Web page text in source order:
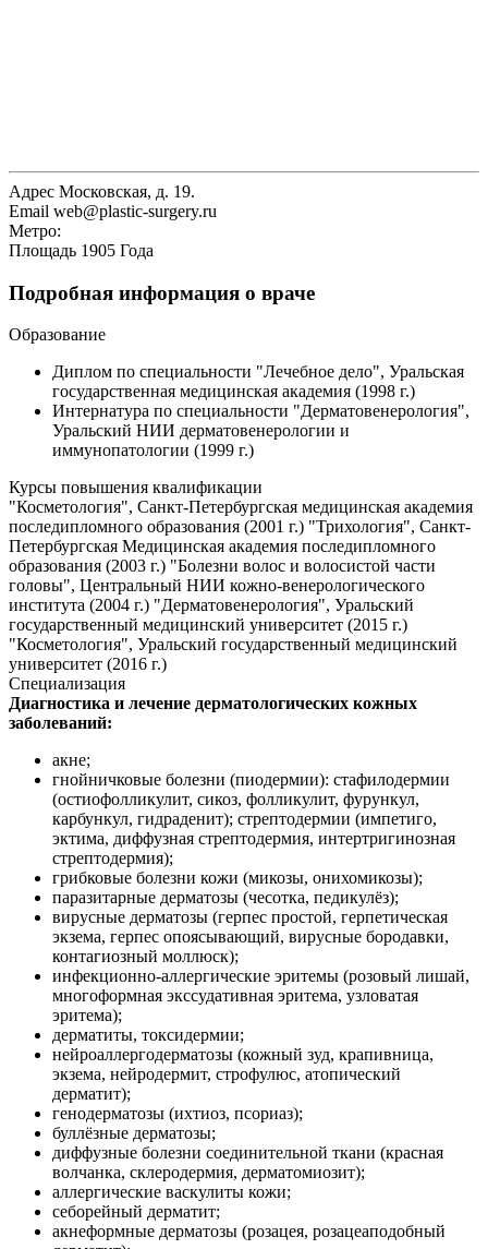
Адрес Московская, д. 19.
Email web@plastic-surgery.ru
Метро:
Площадь 1905 Года
Подробная информация о враче
Образование
Диплом по специальности "Лечебное дело", Уральская
государственная медицинская академия (1998 г.)
Интернатура по специальности "Дерматовенерология",
Уральский НИИ дерматовенерологии и
иммунопатологии (1999 г.)
Курсы повышения квалификации
"Косметология", Санкт-Петербургская медицинская академия
последипломного образования (2001 г.) "Трихология", Санкт-
Петербургская Медицинская академия последипломного
образования (2003 г.) "Болезни волос и волосистой части
головы", Центральный НИИ кожно-венерологического
института (2004 г.) "Дерматовенерология", Уральский
государственный медицинский университет (2015 г.)
"Косметология", Уральский государственный медицинский
университет (2016 г.)
Специализация
Диагностика и лечение дерматологических кожных
заболеваний:
акне;
гнойничковые болезни (пиодермии): стафилодермии
(остиофолликулит, сикоз, фолликулит, фурункул,
карбункул, гидраденит); стрептодермии (импетиго,
эктима, диффузная стрептодермия, интертригинозная
стрептодермия);
грибковые болезни кожи (микозы, онихомикозы);
паразитарные дерматозы (чесотка, педикулёз);
вирусные дерматозы (герпес простой, герпетическая
экзема, герпес опоясывающий, вирусные бородавки,
контагиозный моллюск);
инфекционно-аллергические эритемы (розовый лишай,
многоформная экссудативная эритема, узловатая
эритема);
дерматиты, токсидермии;
нейроаллергодерматозы (кожный зуд, крапивница,
экзема, нейродермит, строфулюс, атопический
дерматит);
генодерматозы (ихтиоз, псориаз);
буллёзные дерматозы;
диффузные болезни соединительной ткани (красная
волчанка, склеродермия, дерматомиозит);
аллергические васкулиты кожи;
себорейный дерматит;
акнеформные дерматозы (розацея, розацеаподобный